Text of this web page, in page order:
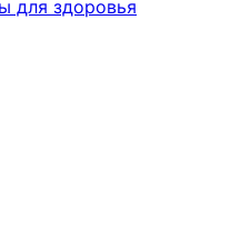
для здоровья